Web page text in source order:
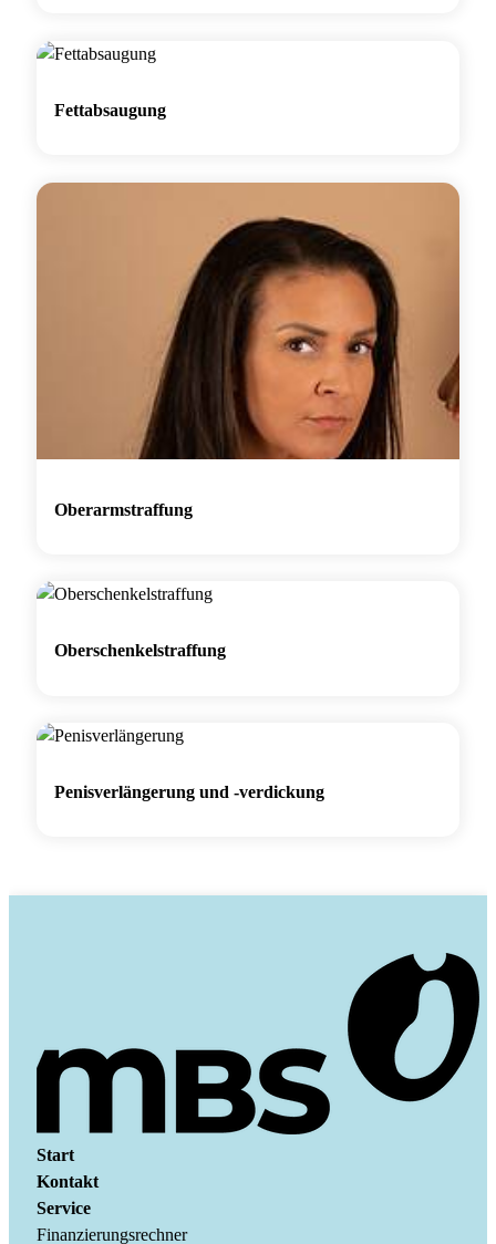
Fettabsaugung
Oberarmstraffung
Oberschenkelstraffung
Penisverlängerung und -verdickung
Start
Kontakt
Kontaktieren Sie uns über WhatsApp
Kontaktieren Sie uns per E-Mail
Kontaktieren Sie uns per Telefon
Unser Instagram Account
Service
Finanzierungsrechner